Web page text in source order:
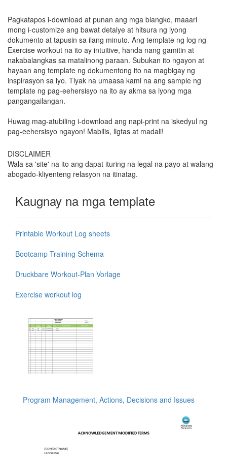
Pagkatapos i-download at punan ang mga blangko, maaari
mong i-customize ang bawat detalye at hitsura ng iyong
dokumento at tapusin sa ilang minuto. Ang template ng log ng
Exercise workout na ito ay intuitive, handa nang gamitin at
nakabalangkas sa matalinong paraan. Subukan ito ngayon at
hayaan ang template ng dokumentong ito na magbigay ng
inspirasyon sa iyo. Tiyak na umaasa kami na ang sample ng
template ng pag-eehersisyo na ito ay akma sa iyong mga
pangangailangan.
Huwag mag-atubiling i-download ang napi-print na iskedyul ng
pag-eehersisyo ngayon! Mabilis, ligtas at madali!
DISCLAIMER
Wala sa 'site' na ito ang dapat ituring na legal na payo at walang
abogado-kliyenteng relasyon na itinatag.
Kaugnay na mga template
Printable Workout Log sheets
Bootcamp Training Schema
Druckbare Workout-Plan Vorlage
Exercise workout log
Program Management, Actions, Decisions and Issues